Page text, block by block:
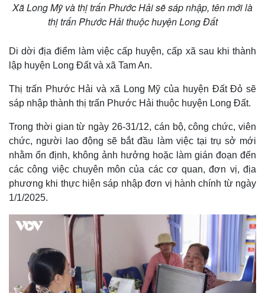
Thế giới
Quan sát
Cuộc sống đó đây
Hồ sơ
Multimedia
Video
Infographic
Xã Long Mỹ và thị trấn Phước Hải sẽ sáp nhập, tên mới là
thị trấn Phước Hải thuộc huyện Long Đất
Di dời địa điểm làm việc cấp huyện, cấp xã sau khi thành
lập huyện Long Đất và xã Tam An.
Thị trấn Phước Hải và xã Long Mỹ của huyện Đất Đỏ sẽ
sáp nhập thành thị trấn Phước Hải thuộc huyện Long Đất.
Trong thời gian từ ngày 26-31/12, cán bộ, công chức, viên
chức, người lao động sẽ bắt đầu làm việc tại trụ sở mới
nhằm ổn định, không ảnh hưởng hoặc làm gián đoạn đến
các công việc chuyên môn của các cơ quan, đơn vị, địa
phương khi thực hiện sáp nhập đơn vị hành chính từ ngày
1/1/2025.